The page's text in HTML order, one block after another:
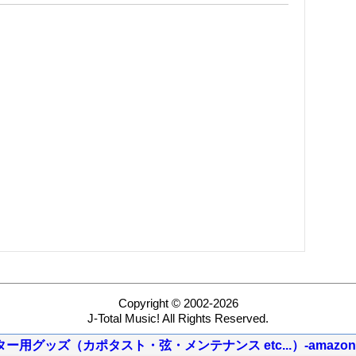
Copyright © 2002-2026
J-Total Music! All Rights Reserved.
ー用グッズ（カポタスト・弦・メンテナンス etc...）-